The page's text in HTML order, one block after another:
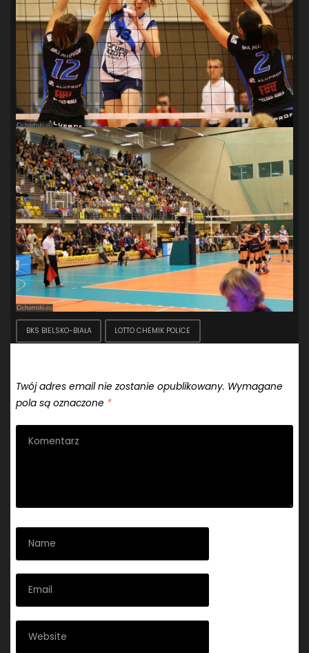
BKS BIELSKO-BIAŁA LOTTO CHEMIK POLICE
Twój adres email nie zostanie opublikowany. Wymagane
pola są oznaczone *